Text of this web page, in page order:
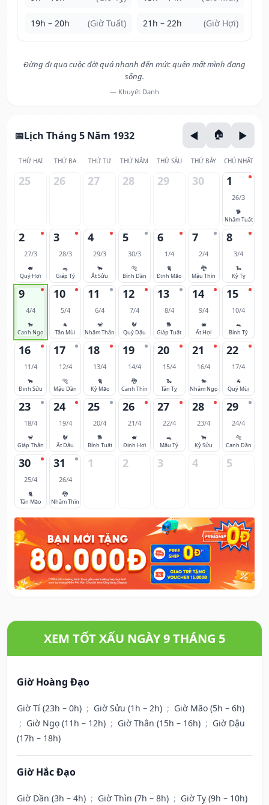
19h – 20h (Giờ Tuất) 21h – 22h (Giờ Hợi)
Đừng đi qua cuộc đời quá nhanh đến mức quên mất mình đang
sống.
— Khuyết Danh
Lịch Tháng 5 Năm 1932
THỨ HAI THỨ BA THỨ TƯ THỨ NĂM THỨ SÁU THỨ BẢY CHỦ NHẬT
25 26 27 28 29 30 1
26/3
🐕
Nhâm Tuất
2
27/3
🐖
Quý Hợi
3
28/3
🐀
Giáp Tý
4
29/3
🐂
Ất Sửu
5
30/3
🐅
Bính Dần
6
1/4
🐈
Đinh Mão
7
2/4
🐉
Mậu Thìn
8
3/4
🐍
Kỷ Tỵ
9
4/4
🐎
Canh Ngọ
10
5/4
🐐
Tân Mùi
11
6/4
🐒
Nhâm Thân
12
7/4
🐓
Quý Dậu
13
8/4
🐕
Giáp Tuất
14
9/4
🐖
Ất Hợi
15
10/4
🐀
Bính Tý
16
11/4
🐂
Đinh Sửu
17
12/4
🐅
Mậu Dần
18
13/4
🐈
Kỷ Mão
19
14/4
🐉
Canh Thìn
20
15/4
🐍
Tân Tỵ
21
16/4
🐎
Nhâm Ngọ
22
17/4
🐐
Quý Mùi
23
18/4
🐒
Giáp Thân
24
19/4
🐓
Ất Dậu
25
20/4
🐕
Bính Tuất
26
21/4
🐖
Đinh Hợi
27
22/4
🐀
Mậu Tý
28
23/4
🐂
Kỷ Sửu
29
24/4
🐅
Canh Dần
30
25/4
🐈
Tân Mão
31
26/4
🐉
Nhâm Thìn
1 2 3 4 5
XEM TỐT XẤU NGÀY 9 THÁNG 5
Giờ Hoàng Đạo
Giờ Tí (23h – 0h) ; Giờ Sửu (1h – 2h) ; Giờ Mão (5h – 6h)
; Giờ Ngọ (11h – 12h) ; Giờ Thân (15h – 16h) ; Giờ Dậu
(17h – 18h)
Giờ Hắc Đạo
Giờ Dần (3h – 4h) ; Giờ Thìn (7h – 8h) ; Giờ Tỵ (9h – 10h)